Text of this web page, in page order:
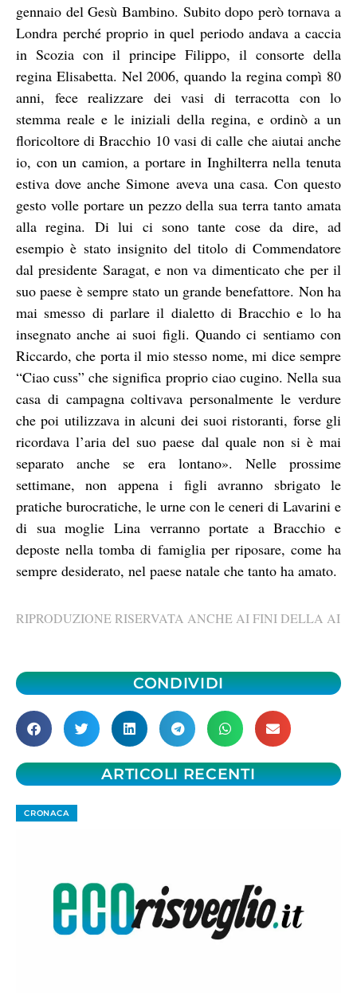
gennaio del Gesù Bambino. Subito dopo però tornava a
Londra perché proprio in quel periodo andava a caccia
in Scozia con il principe Filippo, il consorte della
regina Elisabetta. Nel 2006, quando la regina compì 80
anni, fece realizzare dei vasi di terracotta con lo
stemma reale e le iniziali della regina, e ordinò a un
floricoltore di Bracchio 10 vasi di calle che aiutai anche
io, con un camion, a portare in Inghilterra nella tenuta
estiva dove anche Simone aveva una casa. Con questo
gesto volle portare un pezzo della sua terra tanto amata
alla regina. Di lui ci sono tante cose da dire, ad
esempio è stato insignito del titolo di Commendatore
dal presidente Saragat, e non va dimenticato che per il
suo paese è sempre stato un grande benefattore. Non ha
mai smesso di parlare il dialetto di Bracchio e lo ha
insegnato anche ai suoi figli. Quando ci sentiamo con
Riccardo, che porta il mio stesso nome, mi dice sempre
“Ciao cuss” che significa proprio ciao cugino. Nella sua
casa di campagna coltivava personalmente le verdure
che poi utilizzava in alcuni dei suoi ristoranti, forse gli
ricordava l’aria del suo paese dal quale non si è mai
separato anche se era lontano». Nelle prossime
settimane, non appena i figli avranno sbrigato le
pratiche burocratiche, le urne con le ceneri di Lavarini e
di sua moglie Lina verranno portate a Bracchio e
deposte nella tomba di famiglia per riposare, come ha
sempre desiderato, nel paese natale che tanto ha amato.
RIPRODUZIONE RISERVATA ANCHE AI FINI DELLA AI
CONDIVIDI
ARTICOLI RECENTI
CRONACA